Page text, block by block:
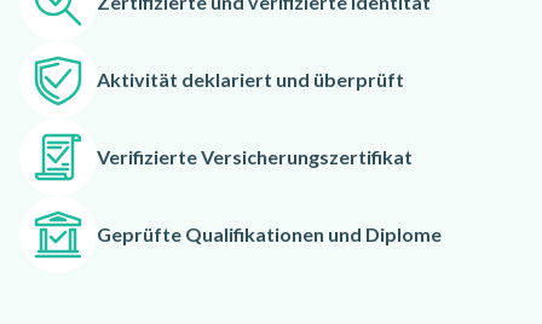
Aktivität deklariert und überprüft
Verifizierte Versicherungszertifikat
Geprüfte Qualifikationen und Diplome